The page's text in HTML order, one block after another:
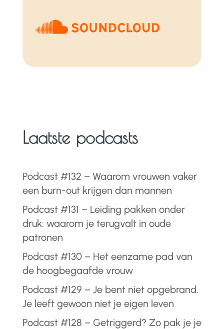
Laatste podcasts
Podcast #132 – Waarom vrouwen vaker
een burn-out krijgen dan mannen
Podcast #131 – Leiding pakken onder
druk: waarom je terugvalt in oude
patronen
Podcast #130 – Het eenzame pad van
de hoogbegaafde vrouw
Podcast #129 – Je bent niet opgebrand.
Je leeft gewoon niet je eigen leven
Podcast #128 – Getriggerd? Zo pak je je